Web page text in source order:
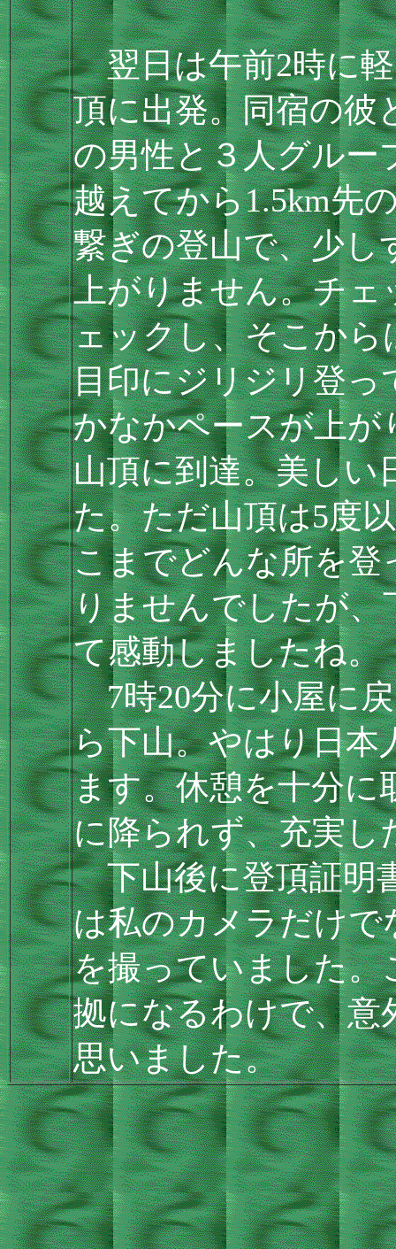
翌日は午前2時に軽
頂に出発。同宿の彼
の男性と３人グルー
越えてから1.5km先
繋ぎの登山で、少し
上がりません。チ
ェックし、そこから
目印にジリジリ登っ
かなかペースが上が
山頂に到達。美しい
た。ただ山頂は5度
こまでどんな所を登
りませんでしたが
て感動しましたね。
7時20分に小屋に戻
ら下山。やはり日本
ます。休憩を十分に
に降られず、充実し
下山後に登頂証明
は私のカメラだけで
を撮っていました。
拠になるわけで、
思いました。